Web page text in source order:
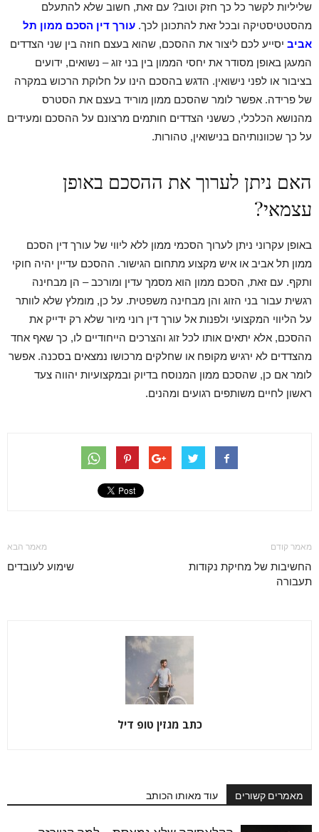
שליליות לקשר כל כך חזק וטוב? עם זאת, חשוב שלא להתעלם
מהסטטיסטיקה ובכל זאת להתכונן לכך. עורך דין הסכם ממון תל
אביב יסייע לכם ליצור את ההסכם, שהוא בעצם חוזה בין שני הצדדים
המעגן באופן מסודר את יחסי הממון בין בני זוג – נשואים, ידועים
בציבור או לפני נישואין. הדגש בהסכם הינו על חלוקת הרכוש במקרה
של פרידה. אפשר לומר שהסכם ממון מוריד בעצם את הסטרס
מהנושא הכלכלי, כששני הצדדים חותמים מרצונם על ההסכם ומעידים
על כך שכוונותיהם בנישואין, טהורות.
האם ניתן לערוך את ההסכם באופן
עצמאי?
באופן עקרוני ניתן לערוך הסכמי ממון ללא ליווי של עורך דין הסכם
ממון תל אביב או איש מקצוע מתחום הגישור. ההסכם עדיין יהיה חוקי
ותקף. עם זאת, הסכם ממון הוא מסמך עדין ומורכב – הן מבחינה
רגשית עבור בני הזוג והן מבחינה משפטית. על כן, מומלץ שלא לוותר
על הליווי המקצועי ולפנות אל עורך דין רוני מיור שלא רק ידייק את
ההסכם, אלא יתאים אותו לכל זוג והצרכים הייחודיים לו, כך שאף אחד
מהצדדים לא ירגיש מקופח או שחלקים מרכושו נמצאים בסכנה. אפשר
לומר אם כן, שהסכם ממון המנוסח בדיוק ובמקצועיות יהווה צעד
ראשון לחיים משותפים רגועים ומהנים.
מאמר קודם
החשיבות של מחיקת נקודות
תעבורה
מאמר הבא
שימוע לעובדים
כתב מגזין טופ דיל
מאמרים קשורים עוד מאותו הכותב